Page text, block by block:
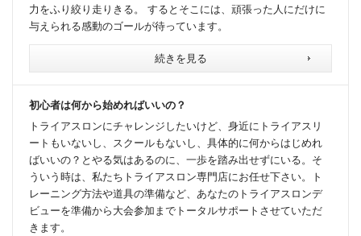
力をふり絞り走りきる。 するとそこには、頑張った人にだけに
与えられる感動のゴールが待っています。
続きを見る
初心者は何から始めればいいの？
トライアスロンにチャレンジしたいけど、身近にトライアスリ
ートもいないし、スクールもないし、具体的に何からはじめれ
ばいいの？とやる気はあるのに、一歩を踏み出せずにいる。そ
ういう時は、私たちトライアスロン専門店にお任せ下さい。ト
レーニング方法や道具の準備など、あなたのトライアスロンデ
ビューを準備から大会参加までトータルサポートさせていただ
きます。